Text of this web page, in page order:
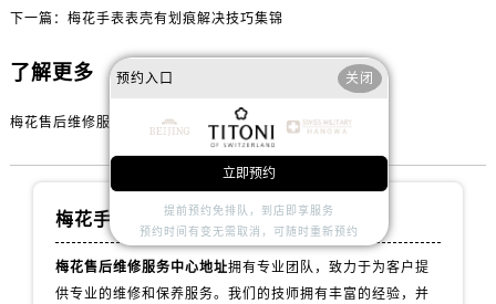
内蒙古自治区锡林郭勒盟市锡林浩特市光明街与额尔敦路交叉口售后服务中心（需提前预约）
下一篇： 梅花手表表壳有划痕解决技巧集锦
了解更多
梅花售后维修服务中心地址
梅花手表维修服务中心
梅花售后维修服务中心地址拥有专业团队，致力于为客户提
供专业的维修和保养服务。我们的技师拥有丰富的经验，并
预约入口 关闭
立即预约
提前预约免排队，到店即享服务
预约时间有变无需取消，可随时重新预约